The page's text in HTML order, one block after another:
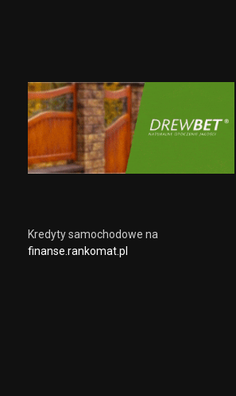
Kredyty samochodowe na
finanse.rankomat.pl